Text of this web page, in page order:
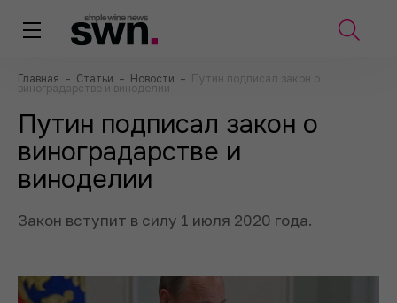
Главная – Статьи – Новости – Путин подписал закон о
виноградарстве и виноделии
Путин подписал закон о
виноградарстве и
виноделии
Закон вступит в силу 1 июля 2020 года.